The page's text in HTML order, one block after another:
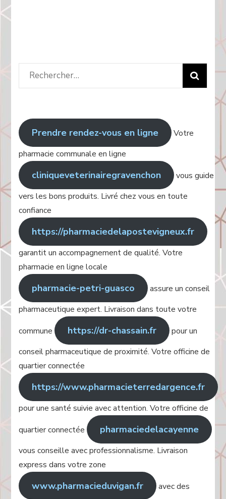
Rechercher
:
Prendre rendez-vous en ligne
Votre
pharmacie communale en ligne
cliniqueveterinairegravenchon
vous guide
vers les bons produits. Livré chez vous en toute
confiance
https://pharmaciedelapostevigneux.fr
garantit un accompagnement de qualité. Votre
pharmacie en ligne locale
pharmacie-petri-guasco
assure un conseil
pharmaceutique expert. Livraison dans toute votre
commune
https://dr-chassain.fr
pour un
conseil pharmaceutique de proximité. Votre officine de
quartier connectée
https://www.pharmacieterredargence.fr
pour une santé suivie avec attention. Votre officine de
quartier connectée
pharmaciedelacayenne
vous conseille avec professionnalisme. Livraison
express dans votre zone
www.pharmacieduvigan.fr
avec des